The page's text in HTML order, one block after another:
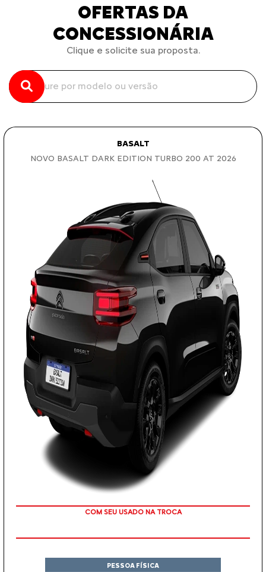
OFERTAS DA
CONCESSIONÁRIA
Clique e solicite sua proposta.
BASALT
NOVO BASALT DARK EDITION TURBO 200 AT 2026
TAXA ZERO
PESSOA FÍSICA